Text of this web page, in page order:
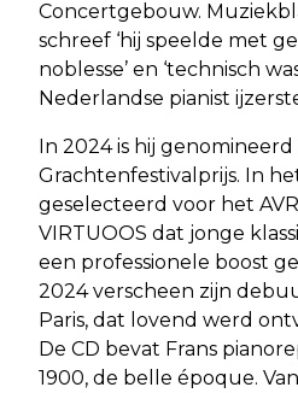
Concertgebouw.
schreef ‘hij speelde met
noblesse’ en ‘technisch
Nederlandse pianist
In 2024 is hij genomineerd
Grachtenfestivalprijs. In
geselecteerd voor het
VIRTUOOS dat jonge
een professionele boost
2024 verscheen zijn
Paris, dat lovend werd
De CD bevat Frans
1900, de belle époque.